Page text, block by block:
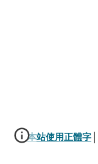
本站使用正體字